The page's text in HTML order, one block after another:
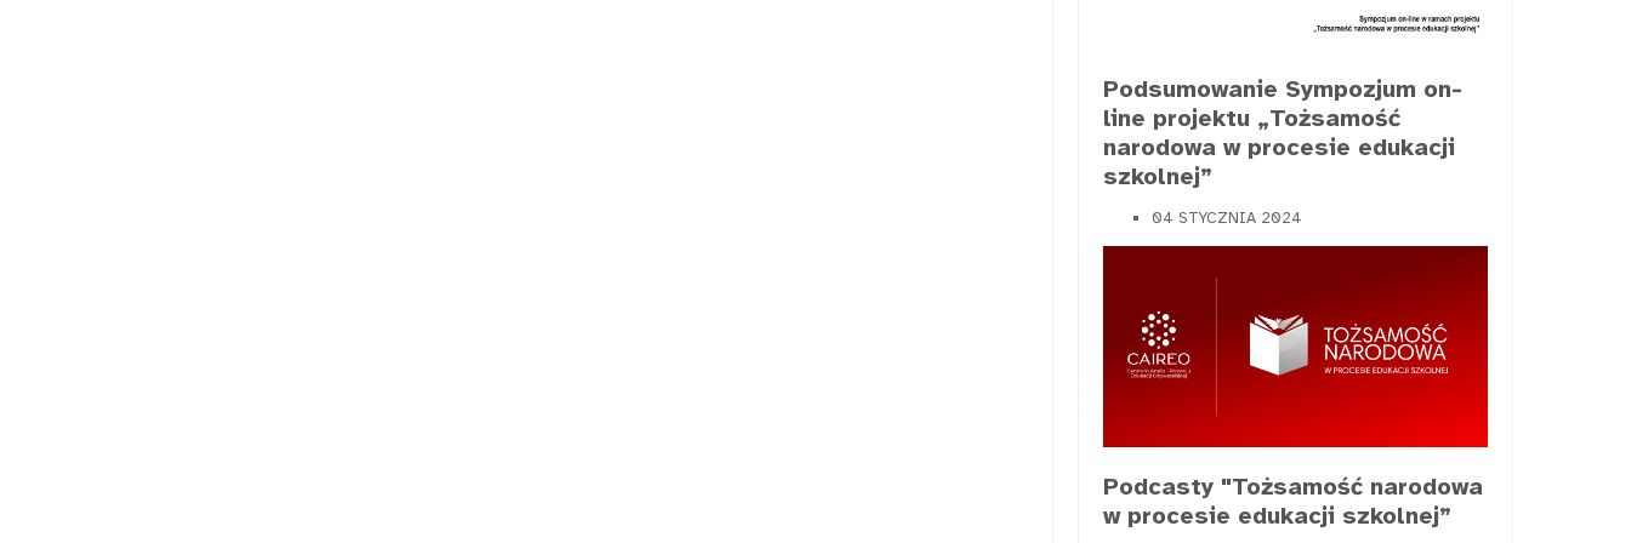
Podsumowanie Sympozjum on-
line projektu „Tożsamość
narodowa w procesie edukacji
szkolnej”
04 STYCZNIA 2024
Podcasty "Tożsamość narodowa
w procesie edukacji szkolnej”